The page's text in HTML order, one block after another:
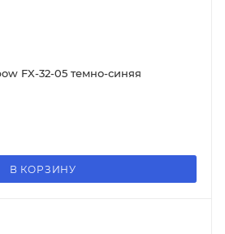
FX-32-05 темно-синяя
В КОРЗИНУ